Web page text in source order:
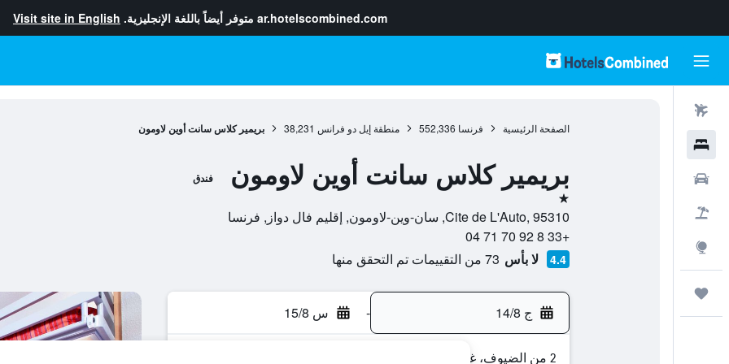
ar.hotelscombined.com متوفر أيضاً باللغة الإنجليزية. Visit site in English
الصفحة الرئيسية فرنسا 552,336 منطقة إيل دو فرانس 38,231 بريمير كلاس سانت أوين لاومون
بريمير كلاس سانت أوين لاومون فندق
نجمة واحدة
Cite de L'Auto, 95310, سان-وين-لاومون, إقليم فال دواز, فرنسا
+33 8 92 70 71 04
4.4 لا بأس 73 من التقييمات تم التحقق منها
ج 14/8 - س 15/8
2 من الضيوف، غرفة واحدة